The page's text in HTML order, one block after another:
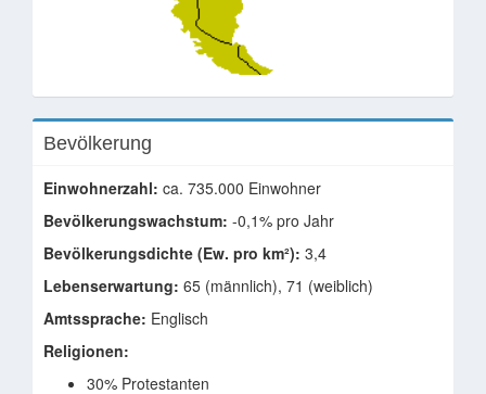
Bevölkerung
Einwohnerzahl: ca. 735.000 Einwohner
Bevölkerungswachstum: -0,1% pro Jahr
Bevölkerungsdichte (Ew. pro km²): 3,4
Lebenserwartung: 65 (männlich), 71 (weiblich)
Amtssprache: Englisch
Religionen:
30% Protestanten